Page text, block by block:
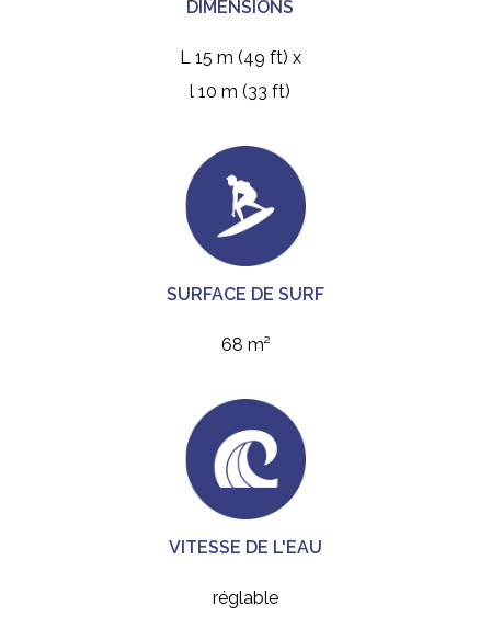
DIMENSIONS
L 15 m (49 ft) x
l 10 m (33 ft)
SURFACE DE SURF
68 m²
VITESSE DE L'EAU
réglable